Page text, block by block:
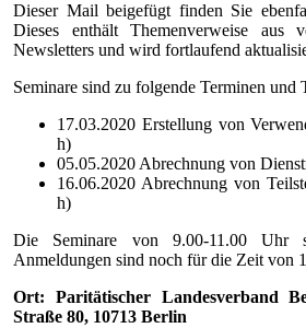
Dieser Mail beigefügt finden Sie
Dieses enthält Themenverweise aus
Newsletters und wird fortlaufend
Seminare sind zu folgende Terminen und
17.03.2020 Erstellung von
h)
05.05.2020 Abrechnung von
16.06.2020 Abrechnung von
h)
Die Seminare von 9.00-11.00 Uhr
Anmeldungen sind noch für die Zeit von
Ort: Paritätischer Landesverband
Straße 80, 10713 Berlin